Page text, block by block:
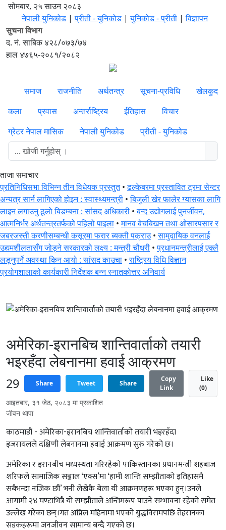
सोमबार, २५ साउन २०८३
नेपाली युनिकोड |प्रीती - युनिकोड |युनिकोड - प्रीती |विज्ञापन
सुचना विभाग
द. नं. साबिक ४२८/०७३/७४
हाल ४७६५-२०८१/२०८२
समाज राजनीति अर्थतन्त्र सूचना-प्रविधि
खेलकुद
कला
प्रवास अन्तर्राष्ट्रिय ईतिहास
विचार
ग्रेटर नेपाल मासिक
नेपाली युनिकोड प्रीती - युनिकोड
ताजा समाचार
प्रतिनिधिसभा विभिन्न तीन विधेयक प्रस्तुत • ढल्केबरमा प्रस्तावित ट्रमा सेन्टर
अन्यत्र सार्न लागिएको होइन : स्वास्थ्यमन्त्री • बिजुली खेर फालेर ग्यासका लागि
लाइन लगाउनु ठूलो बिडम्बना : सांसद अधिकारी • बन्द उद्योगलाई पुनर्जीवन,
आत्मनिर्भर अर्थतन्त्रतर्फको पहिलो पाइला • मानव बेचबिखन तथा ओसारपसार र
जबरजस्ती करणीसम्बन्धी कसूरमा फरार ब्यक्ती पक्राउ • सामुदायिक वनलाई
उद्यमशीलतासँग जोड्ने सरकारको लक्ष्य : मन्त्री चौधरी • प्रधानमन्त्रीलाई एक्लै
लड्नुपर्ने अवस्था किन आयो : सांसद काउचा • राष्ट्रिय विधि विज्ञान
प्रयोगशालाको कार्यकारी निर्देशक बन्न स्नातकोत्तर अनिवार्य
अमेरिका-इरानबिच शान्तिवार्ताको तयारी
भइरहँदा लेबनानमा हवाई आक्रमण
29 Share Tweet Share
Copy
Link
Like
(0)
आइतबार, ३१ जेठ, २०८३ मा प्रकाशित
जीवन थापा
काठमाडौं - अमेरिका-इरानबिच शान्तिवार्ताको तयारी भइरहँदा
इजरायलले दक्षिणी लेबनानमा हवाई आक्रमण सुरु गरेको छ।
अमेरिका र इरानबीच मध्यस्थता गरिरहेको पाकिस्तानका प्रधानमन्त्री शहबाज
शरिफले सामाजिक सञ्जाल ‘एक्स’मा ‘हामी शान्ति सम्झौताको इतिहासमै
सबैभन्दा नजिक छौं’ भनी लेखेकै बेला यी आक्रमणहरू भएका हुन्।उनले
आगामी २४ घण्टाभित्रै यो सम्झौताले अन्तिमरूप पाउने सम्भावना रहेको समेत
उल्लेख गरेका छन्।गत अप्रिल महिनामा भएको युद्धविरामपछि तेहरानका
सडकहरूमा जनजीवन सामान्य बन्दै गएको छ।